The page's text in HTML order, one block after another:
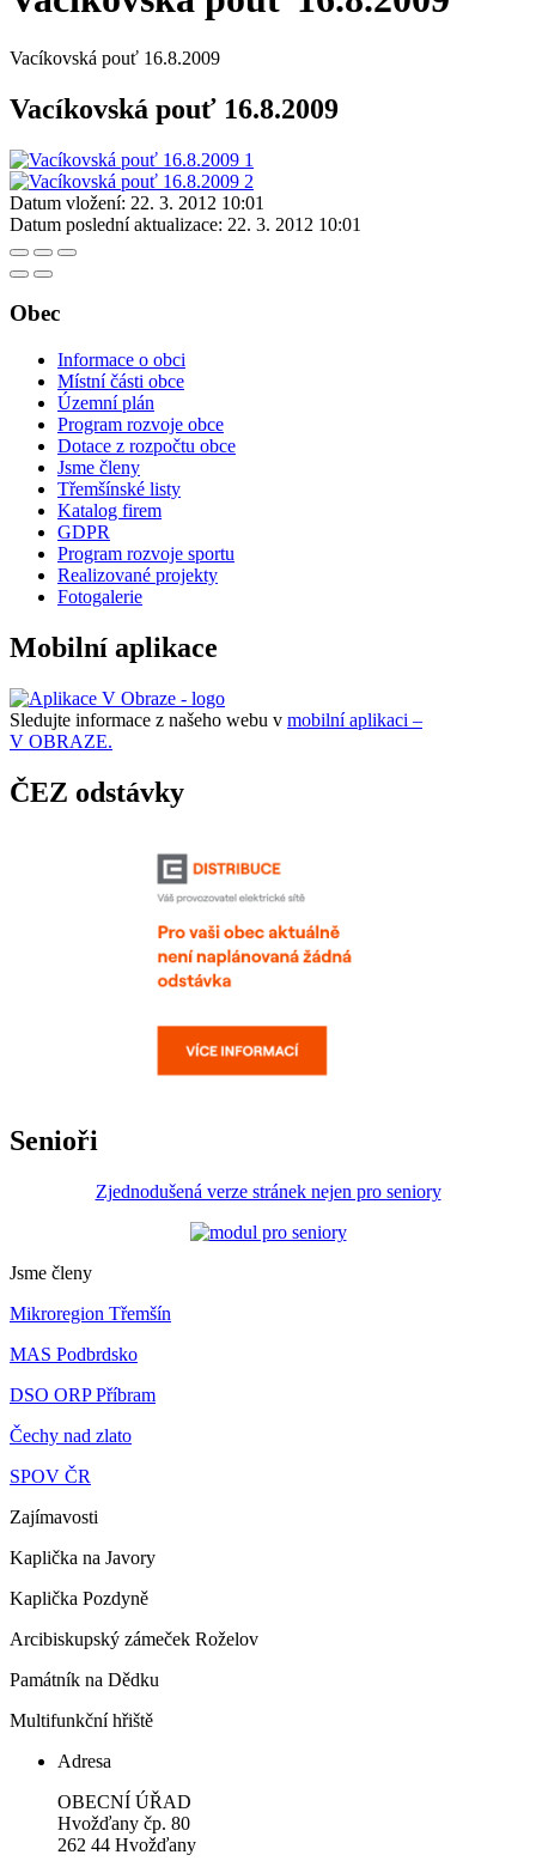
Vacíkovská pouť 16.8.2009
Vacíkovská pouť 16.8.2009
Datum vložení: 22. 3. 2012 10:01
Datum poslední aktualizace: 22. 3. 2012 10:01
Obec
Informace o obci
Místní části obce
Územní plán
Program rozvoje obce
Dotace z rozpočtu obce
Jsme členy
Třemšínské listy
Katalog firem
GDPR
Program rozvoje sportu
Realizované projekty
Fotogalerie
Mobilní aplikace
Sledujte informace z našeho webu v mobilní aplikaci –
V OBRAZE.
ČEZ odstávky
Senioři
Zjednodušená verze stránek nejen pro seniory
Jsme členy
Mikroregion Třemšín
MAS Podbrdsko
DSO ORP Příbram
Čechy nad zlato
SPOV ČR
Zajímavosti
Kaplička na Javory
Kaplička Pozdyně
Arcibiskupský zámeček Roželov
Památník na Dědku
Multifunkční hřiště
Adresa
OBECNÍ ÚŘAD
Hvožďany čp. 80
262 44 Hvožďany